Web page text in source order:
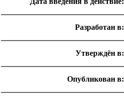
Разработан в:
Утверждён в:
Опубликован в: